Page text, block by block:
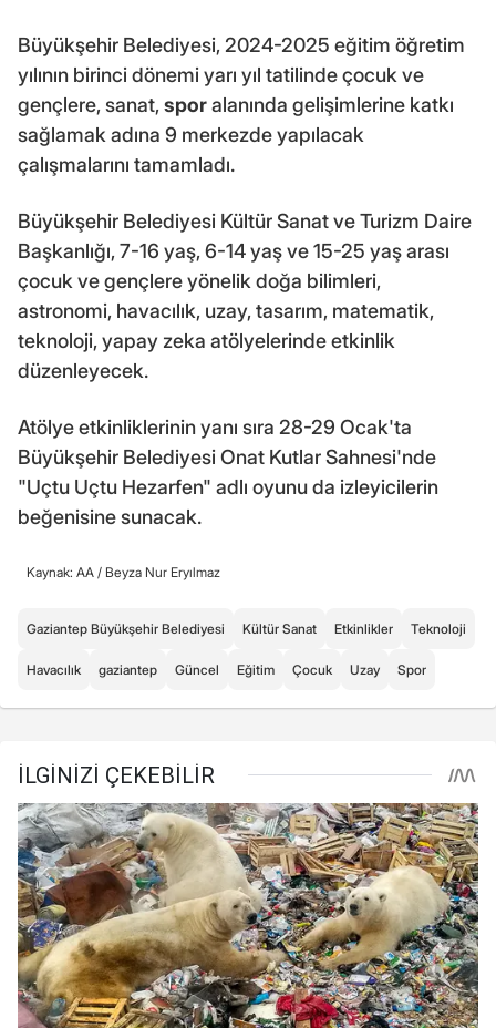
Büyükşehir Belediyesi, 2024-2025 eğitim öğretim
yılının birinci dönemi yarı yıl tatilinde çocuk ve
gençlere, sanat,sporalanında gelişimlerine katkı
sağlamak adına 9 merkezde yapılacak
çalışmalarını tamamladı.
Büyükşehir Belediyesi Kültür Sanat ve Turizm Daire
Başkanlığı, 7-16 yaş, 6-14 yaş ve 15-25 yaş arası
çocuk ve gençlere yönelik doğa bilimleri,
astronomi, havacılık, uzay, tasarım, matematik,
teknoloji, yapay zeka atölyelerinde etkinlik
düzenleyecek.
Atölye etkinliklerinin yanı sıra 28-29 Ocak'ta
Büyükşehir Belediyesi Onat Kutlar Sahnesi'nde
"Uçtu Uçtu Hezarfen" adlı oyunu da izleyicilerin
beğenisine sunacak.
Kaynak: AA / Beyza Nur Eryılmaz
Gaziantep Büyükşehir Belediyesi Kültür Sanat Etkinlikler Teknoloji
Havacılık gaziantep Güncel Eğitim Çocuk Uzay Spor